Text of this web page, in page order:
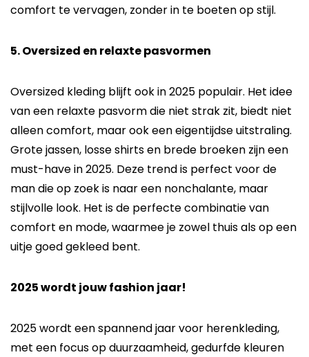
comfort te vervagen, zonder in te boeten op stijl.
5. Oversized en relaxte pasvormen
Oversized kleding blijft ook in 2025 populair. Het idee
van een relaxte pasvorm die niet strak zit, biedt niet
alleen comfort, maar ook een eigentijdse uitstraling.
Grote jassen, losse shirts en brede broeken zijn een
must-have in 2025. Deze trend is perfect voor de
man die op zoek is naar een nonchalante, maar
stijlvolle look. Het is de perfecte combinatie van
comfort en mode, waarmee je zowel thuis als op een
uitje goed gekleed bent.
2025 wordt jouw fashion jaar!
2025 wordt een spannend jaar voor herenkleding,
met een focus op duurzaamheid, gedurfde kleuren